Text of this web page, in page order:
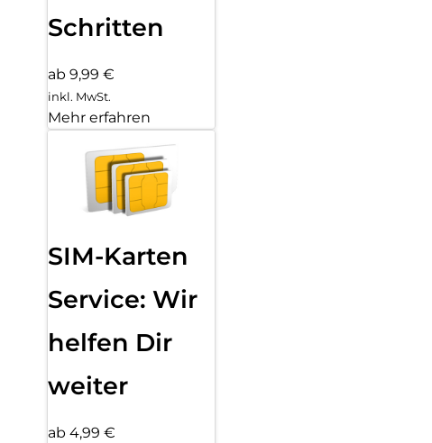
Schritten
ab 9,99 €
inkl. MwSt.
Mehr erfahren
SIM-Karten
Service: Wir
helfen Dir
weiter
ab 4,99 €